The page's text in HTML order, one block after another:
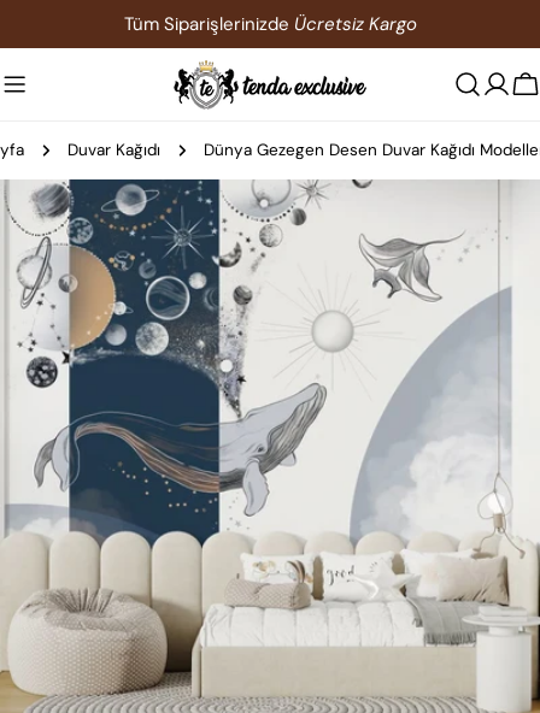
atla
Tüm Siparişlerinizde Ücretsiz Kargo
Duvar Kağıdı Dünya Gezegen Desen Duvar Kağıdı
Ürün
bilgilerine
atla
medyasını modda açın